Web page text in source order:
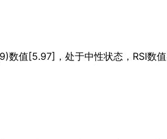
数值[5.97]，处于中性状态，RSI数